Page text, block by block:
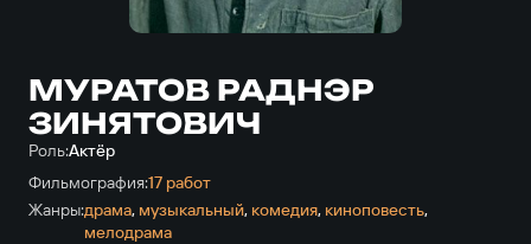
МУРАТОВ РАДНЭР
ЗИНЯТОВИЧ
Роль:Актёр
Фильмография:17 работ
Жанры:драма, музыкальный, комедия, киноповесть,
мелодрама